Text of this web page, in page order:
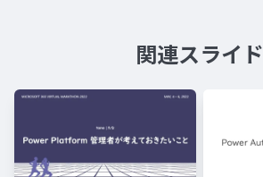
関連スライド